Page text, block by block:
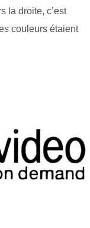
la droite, c’est
couleurs étaient